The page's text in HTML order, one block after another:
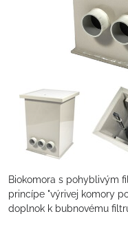
Biokomora s pohyblivým
princípe "výrivej komory
doplnok k bubnovému